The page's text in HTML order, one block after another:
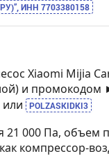
ИНН 7703380158
Xiaomi Mijia
и
или POLZASKIDKI3
21 000 Па, объем
компрессор-